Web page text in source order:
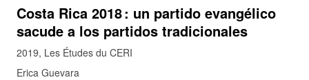
Costa Rica 2018 : un partido evangélico
sacude a los partidos tradicionales
2019 Les Études du CERI
Erica Guevara